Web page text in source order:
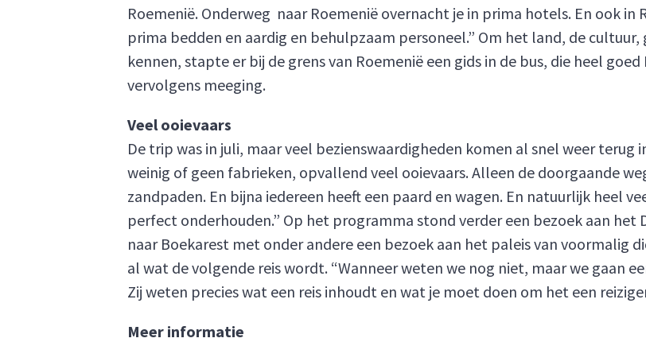
Roemenië. Onderweg naar Roemenië overnacht je in prima hotels. En ook in
prima bedden en aardig en behulpzaam personeel.” Om het land, de
kennen, stapte er bij de grens van Roemenië een gids in de bus, die heel
vervolgens meeging.
Veel ooievaars
De trip was in juli, maar veel bezienswaardigheden komen al snel weer terug
weinig of geen fabrieken, opvallend veel ooievaars. Alleen de doorgaande
zandpaden. En bijna iedereen heeft een paard en wagen. En natuurlijk heel
perfect onderhouden.” Op het programma stond verder een bezoek aan het
naar Boekarest met onder andere een bezoek aan het paleis van voormalig
al wat de volgende reis wordt. “Wanneer weten we nog niet, maar we gaan
Zij weten precies wat een reis inhoudt en wat je moet doen om het een
Meer informatie